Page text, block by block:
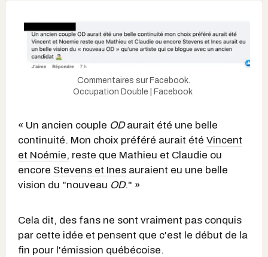
Commentaires sur Facebook.
Occupation Double | Facebook
« Un ancien couple ODaurait été une belle
continuité. Mon choix préféré aurait été Vincent
et Noémie, reste que Mathieu et Claudie ou
encore Stevens et Ines auraient eu une belle
vision du "nouveau OD." »
Cela dit, des fans ne sont vraiment pas conquis
par cette idée et pensent que c'est le début de la
fin pour l'émission québécoise.